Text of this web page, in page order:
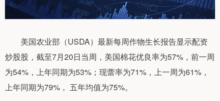
美国农业部（USDA）最新每周作物生长报告显示配资
炒股股，截至7月20日当周，美国棉花优良率为57%，前一周
为54%，上年同期为53%；现蕾率为71%，上一周为61%，
上年同期为79%， 五年均值为75%。